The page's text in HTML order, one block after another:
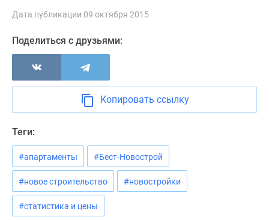
ипотека
Банки
программы
Медиа
недвижимости
эксперта
Аналитика
рынка
Покупателю
Экспертиза
новостроек
Дата публикации 09 октября 2015
Поделиться с друзьями:
Копировать ссылку
Теги:
#апартаменты #Бест-Новострой
#новое строительство #новостройки
#статистика и цены